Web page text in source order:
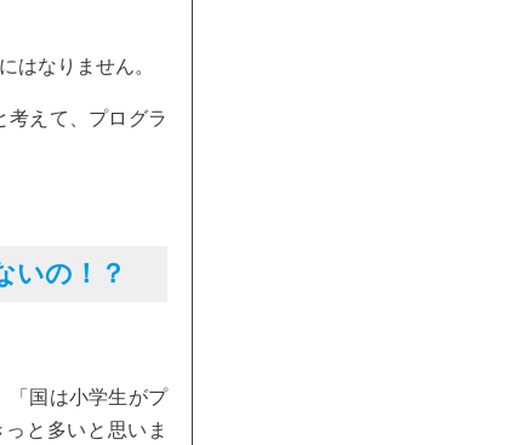
はなりません。
考えて、プログラ
いの！？
「国は小学生がプ
と多いと思いま